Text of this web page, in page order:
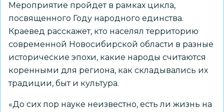
Мероприятие пройдет в рамках цикла,
посвященного Году народного единства.
Краевед расскажет, кто населял территорию
современной Новосибирской области в разные
исторические эпохи, какие народы считаются
коренными для региона, как складывались их
традиции, быт и культура.
«До сих пор науке неизвестно, есть ли жизнь на